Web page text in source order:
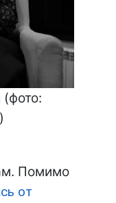
Помимо
от